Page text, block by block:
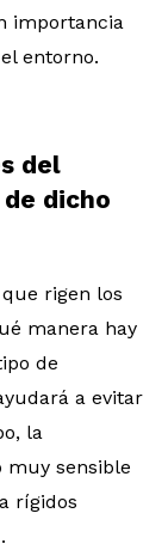
importancia
entorno.
del
dicho
rigen los
manera hay
de
a evitar
la
muy sensible
rígidos